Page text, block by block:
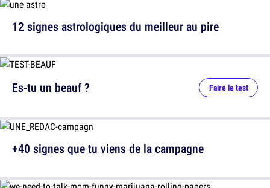
12 signes astrologiques du meilleur au pire
Es-tu un beauf ? Faire le test
+40 signes que tu viens de la campagne